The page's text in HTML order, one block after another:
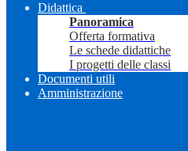
Didattica
Panoramica
Offerta formativa
Le schede didattiche
I progetti delle classi
Documenti utili
Amministrazione